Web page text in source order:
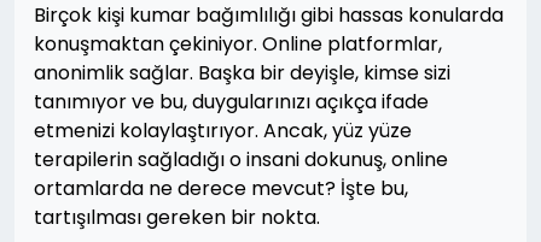
Birçok kişi kumar bağımlılığı gibi hassas konularda
konuşmaktan çekiniyor. Online platformlar,
anonimlik sağlar. Başka bir deyişle, kimse sizi
tanımıyor ve bu, duygularınızı açıkça ifade
etmenizi kolaylaştırıyor. Ancak, yüz yüze
terapilerin sağladığı o insani dokunuş, online
ortamlarda ne derece mevcut? İşte bu,
tartışılması gereken bir nokta.